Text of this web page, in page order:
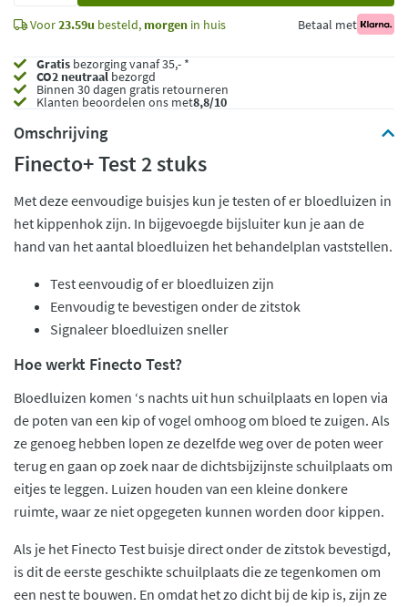
Voor23.59u besteld, morgen in huis Betaal met
Gratis bezorging vanaf 35,- *
CO2 neutraalbezorgd
Binnen 30 dagen gratis retourneren
Klanten beoordelen ons met8,8/10
Omschrijving
Finecto+ Test 2 stuks
Met deze eenvoudige buisjes kun je testen of er bloedluizen in
het kippenhok zijn. In bijgevoegde bijsluiter kun je aan de
hand van het aantal bloedluizen het behandelplan vaststellen.
Test eenvoudig of er bloedluizen zijn
Eenvoudig te bevestigen onder de zitstok
Signaleer bloedluizen sneller
Hoe werkt Finecto Test?
Bloedluizen komen ‘s nachts uit hun schuilplaats en lopen via
de poten van een kip of vogel omhoog om bloed te zuigen. Als
ze genoeg hebben lopen ze dezelfde weg over de poten weer
terug en gaan op zoek naar de dichtsbijzijnste schuilplaats om
eitjes te leggen. Luizen houden van een kleine donkere
ruimte, waar ze niet opgegeten kunnen worden door kippen.
Als je het Finecto Test buisje direct onder de zitstok bevestigd,
is dit de eerste geschikte schuilplaats die ze tegenkomen om
een nest te bouwen. En omdat het zo dicht bij de kip is, zijn ze